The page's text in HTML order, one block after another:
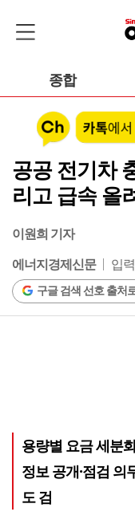
종합
공공 전기차
리고 급속 올
이원희 기자
에너지경제신문
입
구글 검색 선호 출처
용량별 요금 세분
정보 공개·점검 의
도 검